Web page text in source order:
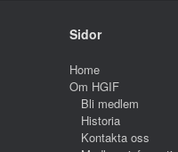
Sidor
Home
Om HGIF
Bli medlem
Historia
Kontakta oss